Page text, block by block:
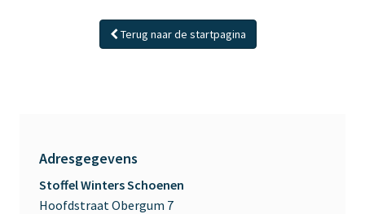
Terug naar de startpagina
Adresgegevens
Stoffel Winters Schoenen
Hoofdstraat Obergum 7